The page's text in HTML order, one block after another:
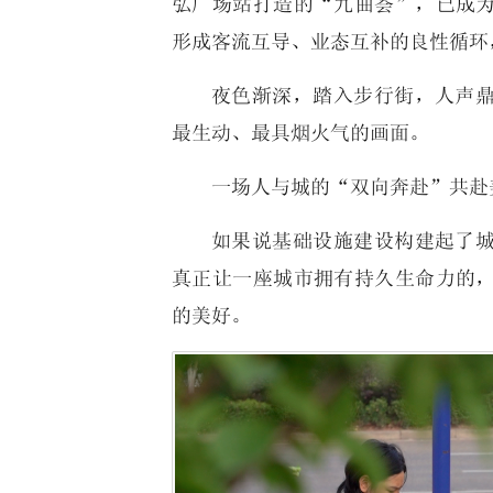
弘广场站打造的“九曲荟”，已成
形成客流互导、业态互补的良性循
夜色渐深，踏入步行街，人声
最生动、最具烟火气的画面。
一场人与城的“双向奔赴”共赴
如果说基础设施建设构建起了
真正让一座城市拥有持久生命力的
的美好。